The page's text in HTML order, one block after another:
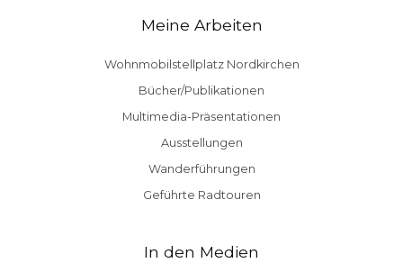
Meine Arbeiten
Wohnmobilstellplatz Nordkirchen
Bücher/Publikationen
Multimedia-Präsentationen
Ausstellungen
Wanderführungen
Geführte Radtouren
In den Medien